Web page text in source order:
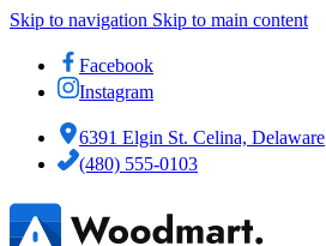
Skip to navigation Skip to main content
Facebook
Instagram
6391 Elgin St. Celina, Delaware
(480) 555-0103